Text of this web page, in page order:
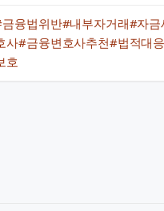
융법위반#내부자거래#자금
사#금융변호사추천#법적대
호